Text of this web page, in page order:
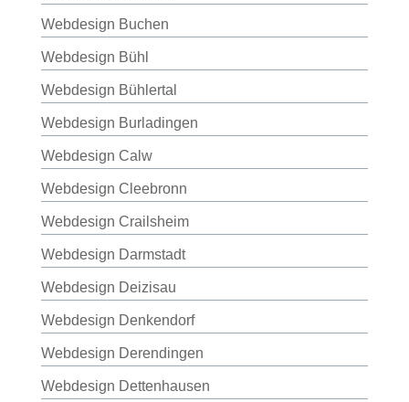
Webdesign Buchen
Webdesign Bühl
Webdesign Bühlertal
Webdesign Burladingen
Webdesign Calw
Webdesign Cleebronn
Webdesign Crailsheim
Webdesign Darmstadt
Webdesign Deizisau
Webdesign Denkendorf
Webdesign Derendingen
Webdesign Dettenhausen